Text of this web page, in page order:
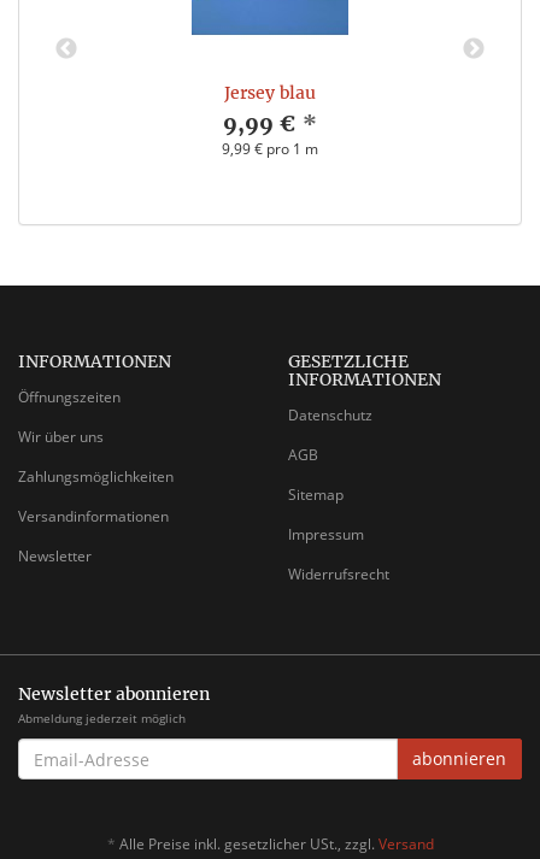
Jersey blau
9,99 € *
9,99 € pro 1 m
INFORMATIONEN
Öffnungszeiten
Wir über uns
Zahlungsmöglichkeiten
Versandinformationen
Newsletter
GESETZLICHE
INFORMATIONEN
Datenschutz
AGB
Sitemap
Impressum
Widerrufsrecht
Newsletter abonnieren
Abmeldung jederzeit möglich
EMAIL-
ADRESSE
abonnieren
* Alle Preise inkl. gesetzlicher USt., zzgl. Versand